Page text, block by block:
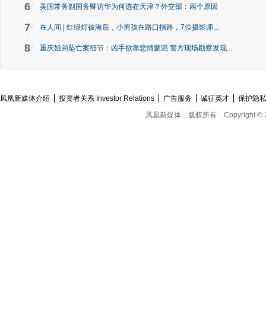
6 美国常务副国务卿访华为何选在天津？外交部：两个原因
7 在人间 | 红绿灯被淹后，小男孩在路口指路，7位摄影师...
8 重庆姐弟坠亡案细节：凶手欲靠悲情蒙混 警方现场勘察发现...
凤凰新媒体介绍 投资者关系 Investor Relations 广告服务 诚征英才
保护隐
凤凰新媒体
版权所有 Copyright ©